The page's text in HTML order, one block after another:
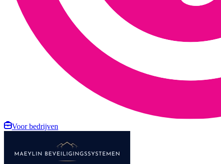
Voor bedrijven